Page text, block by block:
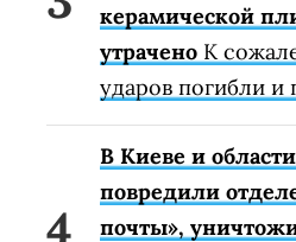
керамической
утрачено К
ударов погибли и
В Киеве и
повредили
почты»,